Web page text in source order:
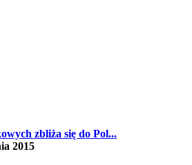
zbliża się do Pol...
2015